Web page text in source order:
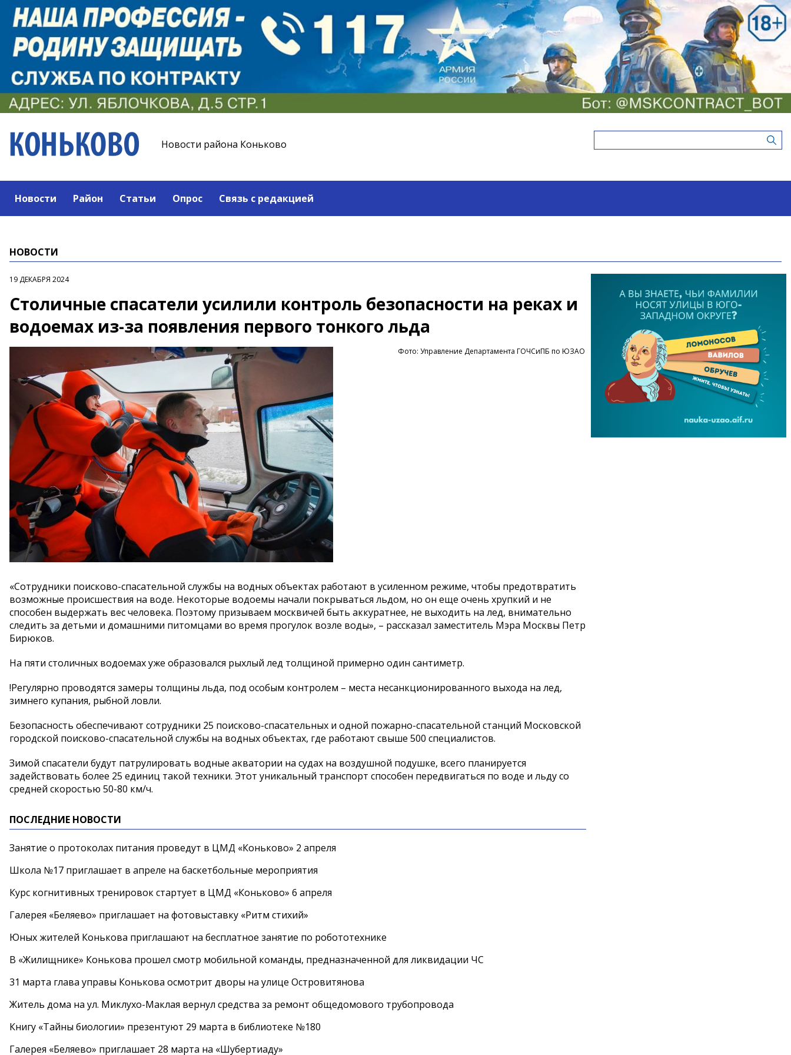
Новости района Коньково
Новости Район Статьи Опрос Связь с редакцией
НОВОСТИ
19 ДЕКАБРЯ 2024
Столичные спасатели усилили контроль безопасности на реках и
водоемах из-за появления первого тонкого льда
Фото: Управление Департамента ГОЧСиПБ по ЮЗАО
«Сотрудники поисково-спасательной службы на водных объектах работают в усиленном режиме, чтобы предотвратить
возможные происшествия на воде. Некоторые водоемы начали покрываться льдом, но он еще очень хрупкий и не
способен выдержать вес человека. Поэтому призываем москвичей быть аккуратнее, не выходить на лед, внимательно
следить за детьми и домашними питомцами во время прогулок возле воды», – рассказал заместитель Мэра Москвы Петр
Бирюков.
На пяти столичных водоемах уже образовался рыхлый лед толщиной примерно один сантиметр.
!Регулярно проводятся замеры толщины льда, под особым контролем – места несанкционированного выхода на лед,
зимнего купания, рыбной ловли.
Безопасность обеспечивают сотрудники 25 поисково-спасательных и одной пожарно-спасательной станций Московской
городской поисково-спасательной службы на водных объектах, где работают свыше 500 специалистов.
Зимой спасатели будут патрулировать водные акватории на судах на воздушной подушке, всего планируется
задействовать более 25 единиц такой техники. Этот уникальный транспорт способен передвигаться по воде и льду со
средней скоростью 50-80 км/ч.
ПОСЛЕДНИЕ НОВОСТИ
Занятие о протоколах питания проведут в ЦМД «Коньково» 2 апреля
Школа №17 приглашает в апреле на баскетбольные мероприятия
Курс когнитивных тренировок стартует в ЦМД «Коньково» 6 апреля
Галерея «Беляево» приглашает на фотовыставку «Ритм стихий»
Юных жителей Конькова приглашают на бесплатное занятие по робототехнике
В «Жилищнике» Конькова прошел смотр мобильной команды, предназначенной для ликвидации ЧС
31 марта глава управы Конькова осмотрит дворы на улице Островитянова
Житель дома на ул. Миклухо-Маклая вернул средства за ремонт общедомового трубопровода
Книгу «Тайны биологии» презентуют 29 марта в библиотеке №180
Галерея «Беляево» приглашает 28 марта на «Шубертиаду»